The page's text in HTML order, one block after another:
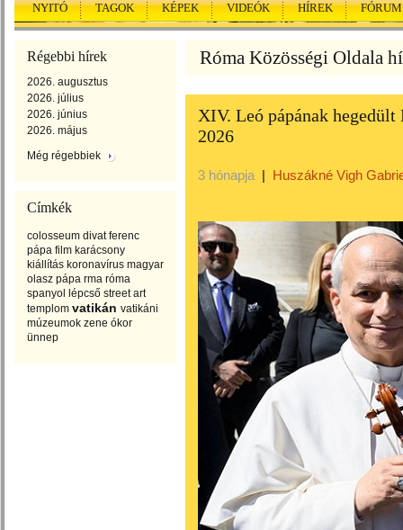
NYITÓ TAGOK KÉPEK VIDEÓK HÍREK FÓRUM
Régebbi hírek
2026. augusztus
2026. július
2026. június
2026. május
Még régebbiek
Címkék
colosseum divat ferenc
pápa film karácsony
kiállítás koronavírus magyar
olasz pápa rma róma
spanyol lépcső street art
templom vatikán vatikáni
múzeumok zene ókor
ünnep
Róma Közösségi Oldala
XIV. Leó pápának
2026
3 hónapja | Huszákné Vigh